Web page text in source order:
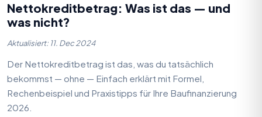
Nettokreditbetrag: Was ist das — und
was nicht?
Aktualisiert: 11. Dec 2024
Der Nettokreditbetrag ist das, was du tatsächlich
bekommst — ohne — Einfach erklärt mit Formel,
Rechenbeispiel und Praxistipps für Ihre Baufinanzierung
2026.